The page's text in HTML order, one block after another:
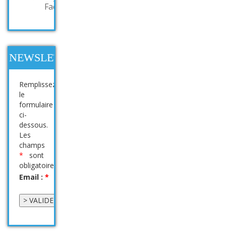
Factory
NEWSLETTER
Remplissez
le
formulaire
ci-
dessous.
Les
champs
* sont
obligatoires
Email : *